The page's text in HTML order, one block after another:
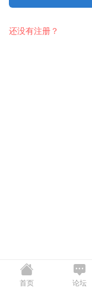
还没有注册？
首页 论坛